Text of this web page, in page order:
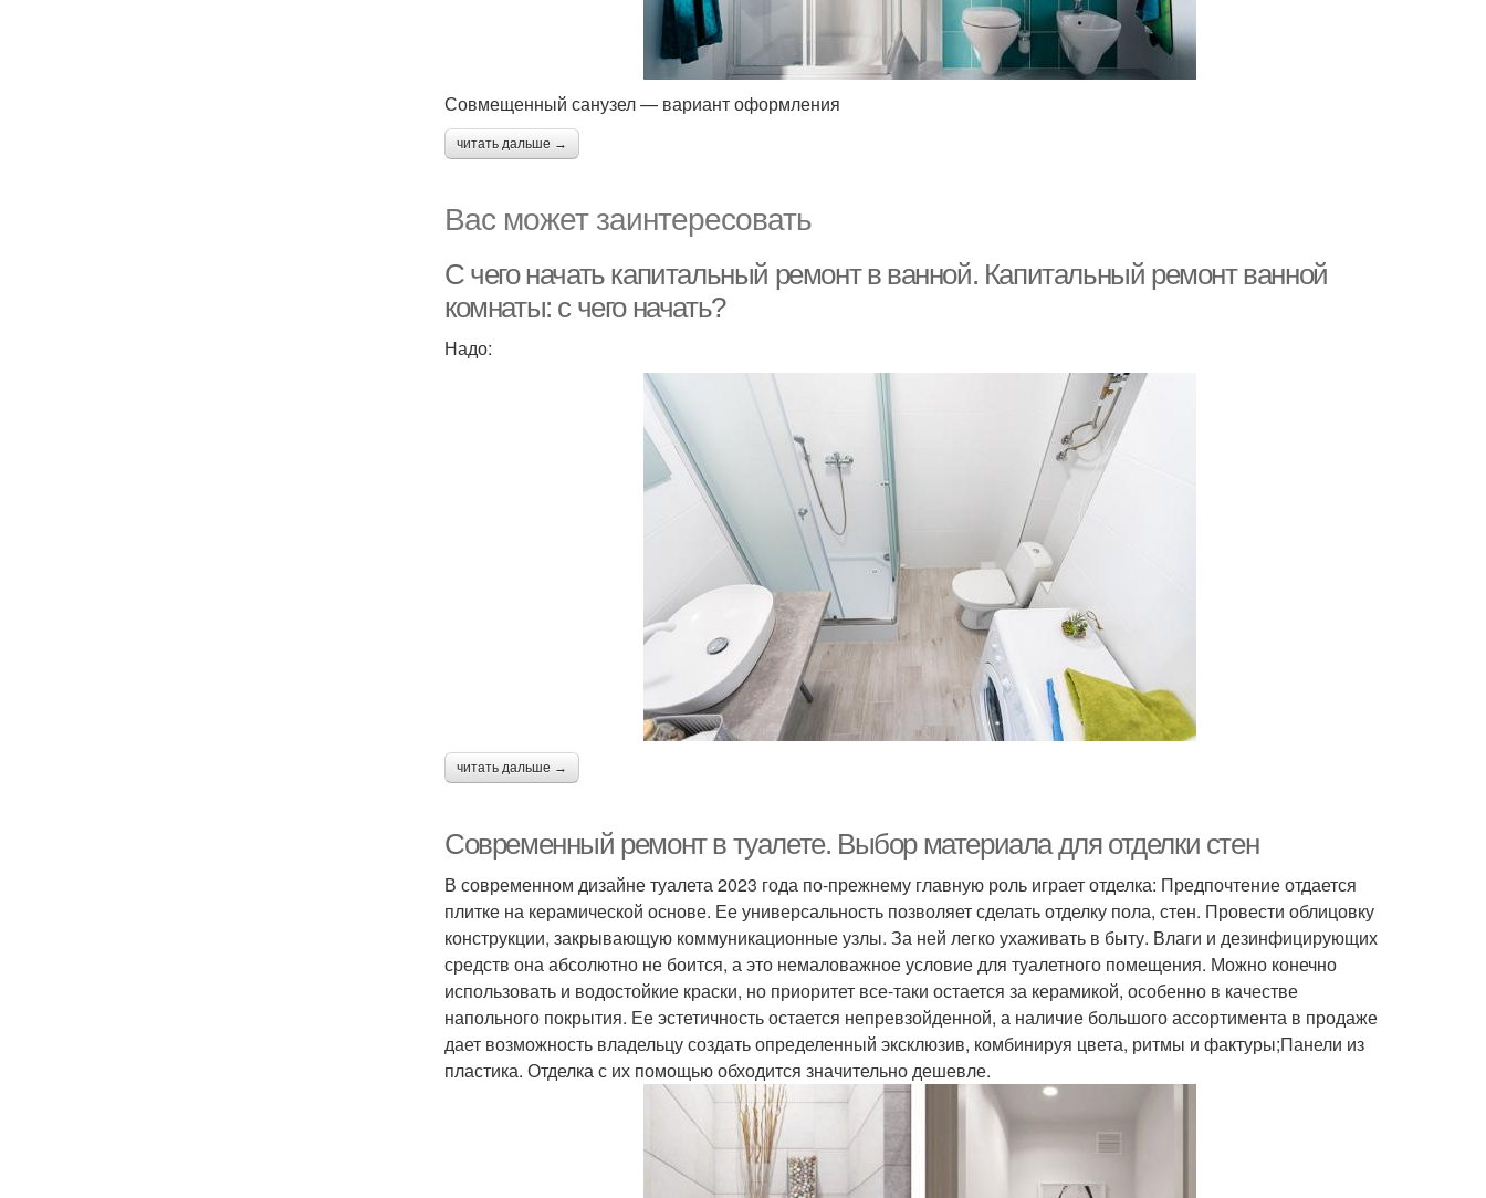
Совмещенный санузел — вариант оформления
читать дальше →
Вас может заинтересовать
С чего начать капитальный ремонт в ванной. Капитальный ремонт ванной
комнаты: с чего начать?
Надо:
читать дальше →
Современный ремонт в туалете. Выбор материала для отделки стен
В современном дизайне туалета 2023 года по-прежнему главную роль играет отделка: Предпочтение отдается
плитке на керамической основе. Ее универсальность позволяет сделать отделку пола, стен. Провести облицовку
конструкции, закрывающую коммуникационные узлы. За ней легко ухаживать в быту. Влаги и дезинфицирующих
средств она абсолютно не боится, а это немаловажное условие для туалетного помещения. Можно конечно
использовать и водостойкие краски, но приоритет все-таки остается за керамикой, особенно в качестве
напольного покрытия. Ее эстетичность остается непревзойденной, а наличие большого ассортимента в продаже
дает возможность владельцу создать определенный эксклюзив, комбинируя цвета, ритмы и фактуры;Панели из
пластика. Отделка с их помощью обходится значительно дешевле.